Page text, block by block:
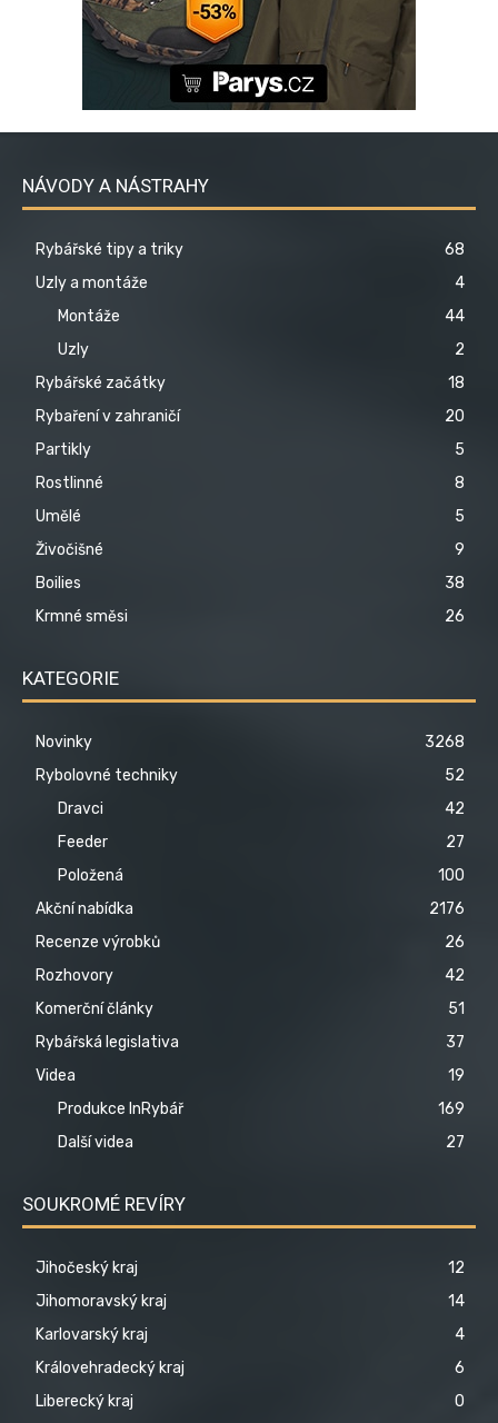
NÁVODY A NÁSTRAHY
Rybářské tipy a triky
68
Uzly a montáže
4
Montáže
44
Uzly
2
Rybářské začátky
18
Rybaření v zahraničí
20
Partikly
5
Rostlinné
8
Umělé
5
Živočišné
9
Boilies
38
Krmné směsi
26
KATEGORIE
Novinky
3268
Rybolovné techniky
52
Dravci
42
Feeder
27
Položená
100
Akční nabídka
2176
Recenze výrobků
26
Rozhovory
42
Komerční články
51
Rybářská legislativa
37
Videa
19
Produkce InRybář
169
Další videa
27
SOUKROMÉ REVÍRY
Jihočeský kraj
12
Jihomoravský kraj
14
Karlovarský kraj
4
Královehradecký kraj
6
Liberecký kraj
0